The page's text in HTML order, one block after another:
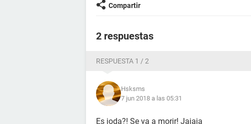
Compartir
2 respuestas
RESPUESTA 1 / 2
Hsksms
7 jun 2018 a las 05:31
Es joda?! Se va a morir! Jajaja